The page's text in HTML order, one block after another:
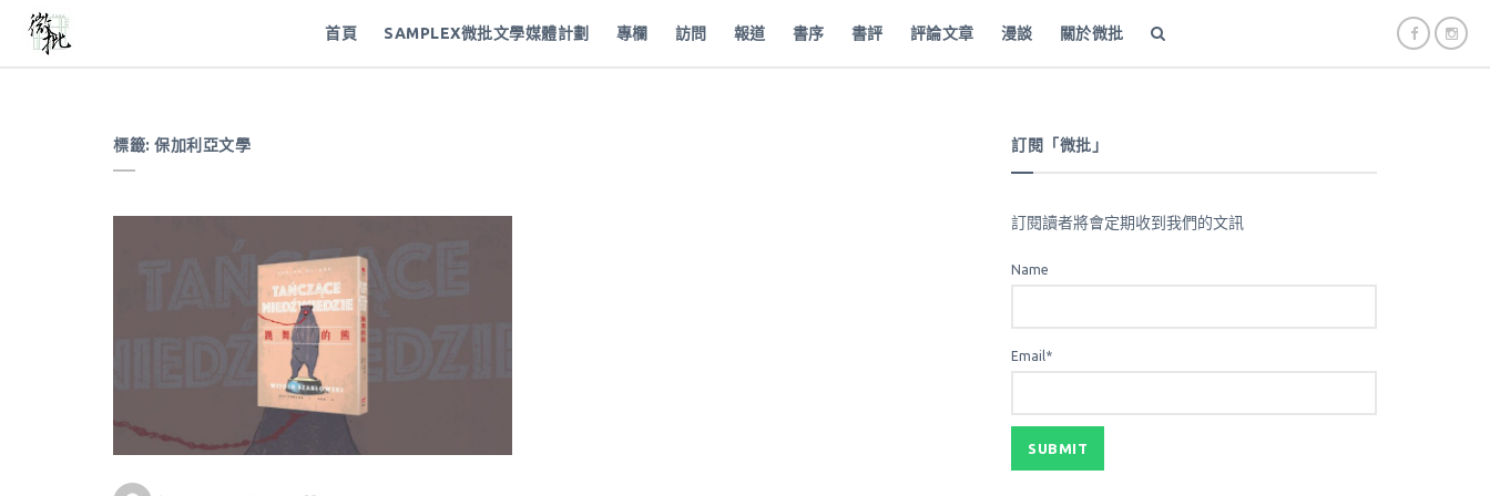
首頁 SAMPLEX微批文學媒體計劃 專欄 訪問 報道 書序 書評 評論文章 漫談 關於微批
標籤: 保加利亞文學 訂閱「微批」
訂閱讀者將會定期收到我們的文訊
Name
Email*